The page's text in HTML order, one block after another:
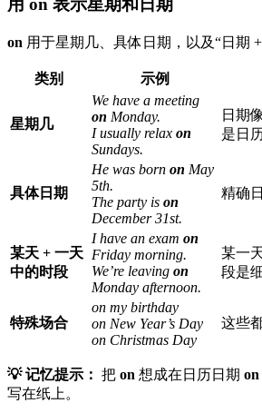
用 on 表示星期和日期
on 用于星期几、具体日期，以及“日期 +
类别 示例
星期几
We have a meeting
on Monday.
I usually relax on
Sundays.
日期
是日
具体日期
He was born on May
5th.
The party is on
December 31st.
精确
某天 + 一天
中的时段
I have an exam on
Friday morning.
We’re leaving on
Monday afternoon.
某一
段是
特殊场合
on my birthday
on New Year’s Day
on Christmas Day
这些
💡 记忆提示： 把 on 想成在日历日期 on
写在纸上。